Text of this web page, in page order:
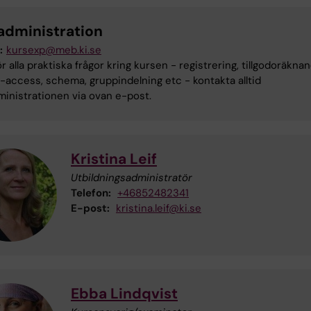
kursexp@meb.ki.se
alla praktiska frågor kring kursen - registrering,
access, schema, gruppindelning etc - kontakta alltid
via ovan e-post.
Kristina Leif
Utbildningsadministratör
Telefon: +46852482341
E-post: kristina.leif@ki.se
Ebba Lindqvist